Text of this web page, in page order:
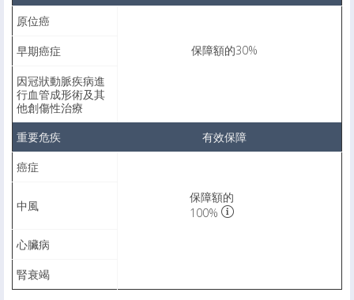
原位癌
早期癌症
保障額的30%
因冠狀動脈疾病進
行血管成形術及其
他創傷性治療
重要危疾
有效保障
癌症
中風
保障額的
100%
心臟病
腎衰竭